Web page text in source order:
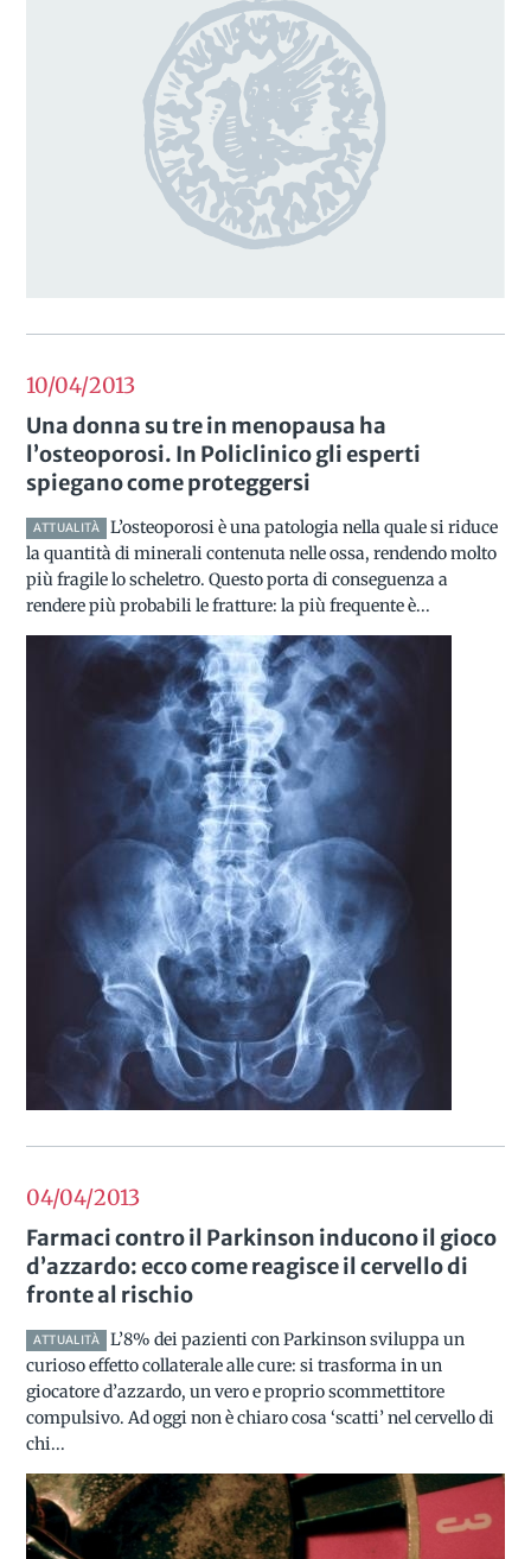
10/042013
Una donna su tre in menopausa ha
l’osteoporosi. In Policlinico gli esperti
spiegano come proteggersi
ATTUALITÀ
L’osteoporosi è una patologia nella quale si riduce
la quantità di minerali contenuta nelle ossa, rendendo molto
più fragile lo scheletro. Questo porta di conseguenza a
rendere più probabili le fratture: la più frequente è...
04/042013
Farmaci contro il Parkinson inducono il gioco
d’azzardo: ecco come reagisce il cervello di
fronte al rischio
ATTUALITÀ
L’8% dei pazienti con Parkinson sviluppa un
curioso effetto collaterale alle cure: si trasforma in un
giocatore d’azzardo, un vero e proprio scommettitore
compulsivo. Ad oggi non è chiaro cosa ‘scatti’ nel cervello di
chi...